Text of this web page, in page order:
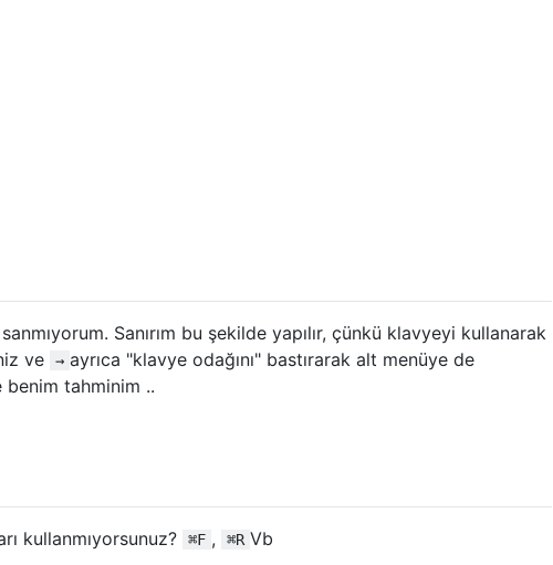
Sanırım bu şekilde yapılır, çünkü klavyeyi kullanarak
ve
→ ayrıca "klavye odağını" bastırarak alt menüye de
benim tahminim ..
kullanmıyorsunuz? ⌘F , ⌘R Vb